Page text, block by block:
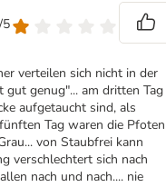
5
verteilen sich nicht in der
genug"... am dritten Tag
aufgetaucht sind, als
Tag waren die Pfoten
von Staubfrei kann
verschlechtert sich nach
nach und nach.... nie